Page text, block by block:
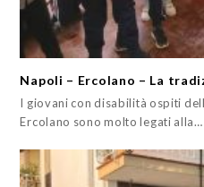
Napoli – Ercolano – La
I giovani con disabilità ospiti
Ercolano sono molto legati alla…